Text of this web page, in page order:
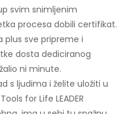
svim snimljenim
procesa dobili certifikat.
plus sve pripreme i
dosta dediciranog
ni minute.
s ljudima i želite uložiti u
for Life LEADER